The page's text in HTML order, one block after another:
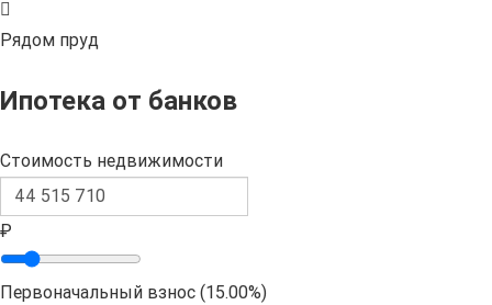
Рядом пруд
Ипотека от банков
Стоимость недвижимости
₽
Первоначальный взнос (15.00%)